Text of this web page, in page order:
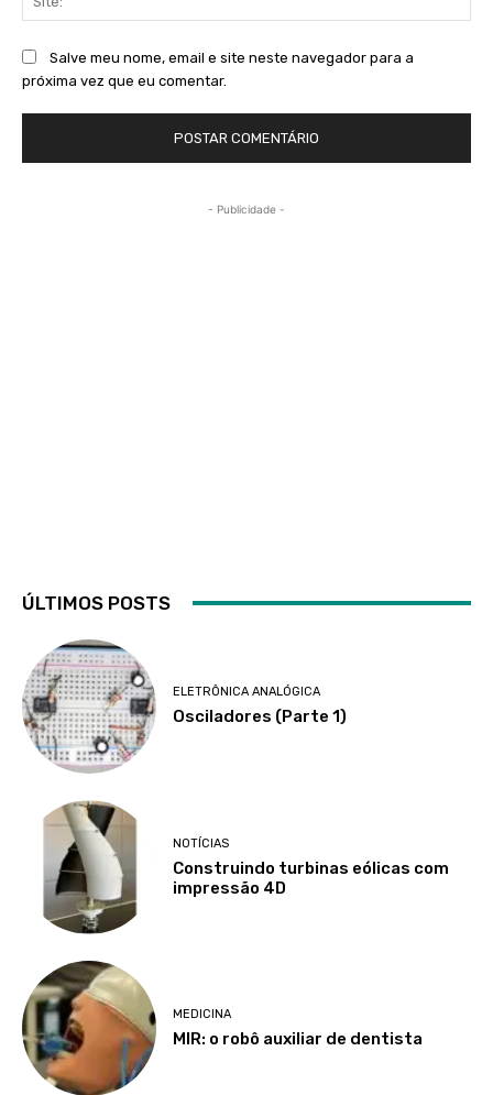
Salve meu nome, email e site neste navegador para a
próxima vez que eu comentar.
- Publicidade -
ÚLTIMOS POSTS
ELETRÔNICA ANALÓGICA
Osciladores (Parte 1)
NOTÍCIAS
Construindo turbinas eólicas com
impressão 4D
MEDICINA
MIR: o robô auxiliar de dentista